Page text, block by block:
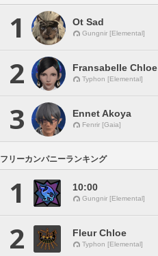
1 Ot Sad
Gungnir [Elemental]
2 Fransabelle Chloe
Typhon [Elemental]
3 Ennet Akoya
Fenrir [Gaia]
フリーカンパニーランキング
1 10:00
Gungnir [Elemental]
2 Fleur Chloe
Typhon [Elemental]